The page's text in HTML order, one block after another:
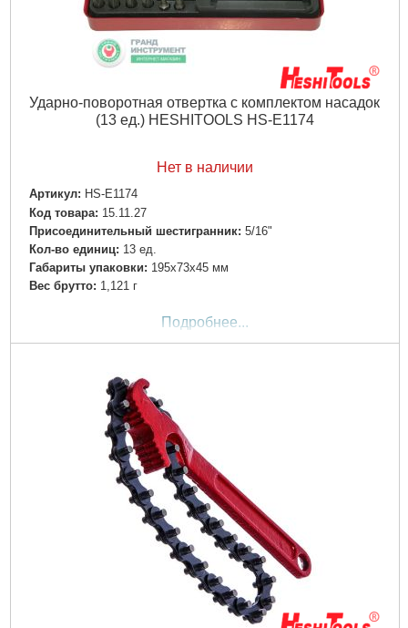
Ударно-поворотная отвертка с комплектом насадок
(13 ед.) HESHITOOLS HS-E1174
Нет в наличии
Артикул: HS-E1174
Код товара: 15.11.27
Присоединительный шестигранник: 5/16"
Кол-во единиц: 13 ед.
Габариты упаковки: 195x73x45 мм
Вес брутто: 1,121 г
Подробнее...